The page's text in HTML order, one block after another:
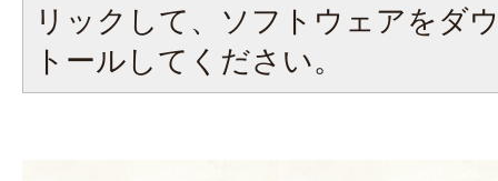
リックして、ソフトウェアをダ
トールしてください。